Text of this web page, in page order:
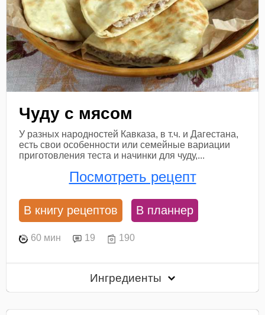
Чуду с мясом
У разных народностей Кавказа, в т.ч. и Дагестана,
есть свои особенности или семейные вариации
приготовления теста и начинки для чуду,...
Посмотреть рецепт
В книгу рецептов В планнер
60 мин 19 190
Ингредиенты